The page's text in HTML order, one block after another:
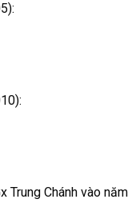
Trung Chánh vào năm